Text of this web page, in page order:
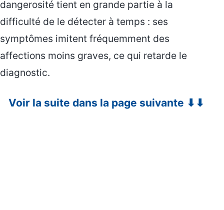
dangerosité tient en grande partie à la
difficulté de le détecter à temps : ses
symptômes imitent fréquemment des
affections moins graves, ce qui retarde le
diagnostic.
Voir la suite dans la page suivante ⬇⬇